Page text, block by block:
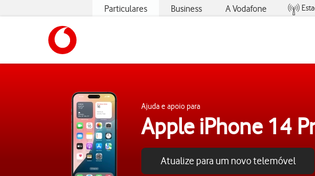
Particulares Business A Vodafone
Ajuda e apoio para
Apple iPhone 14
Atualize para um novo telemóvel